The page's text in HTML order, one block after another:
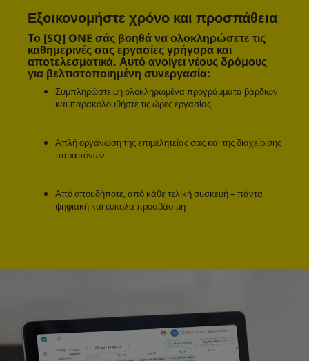
Εξοικονομήστε χρόνο και προσπάθεια
Το [SQ] ONE σάς βοηθά να ολοκληρώσετε τις
καθημερινές σας εργασίες γρήγορα και
αποτελεσματικά. Αυτό ανοίγει νέους δρόμους
για βελτιστοποιημένη συνεργασία:
Συμπληρώστε μη ολοκληρωμένα προγράμματα βάρδιων
και παρακολουθήστε τις ώρες εργασίας
Απλή οργάνωση της επιμελητείας σας και της διαχείρισης
παραπόνων
Από οπουδήποτε, από κάθε τελική συσκευή – πάντα
ψηφιακή και εύκολα προσβάσιμη